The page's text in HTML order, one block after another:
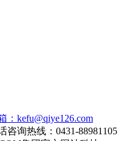
：kefu@qiye126.com
咨询热线：0431-88981105